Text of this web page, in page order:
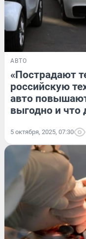
АВТО
«Пострадают
российскую
авто
выгодно и что
5 октября, 2025, 07:30